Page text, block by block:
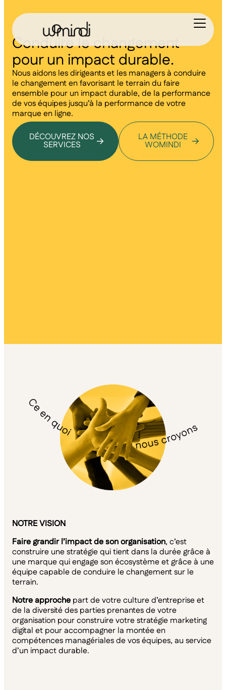
Conduire le changement
pour un impact durable.
Nous aidons les dirigeants et les managers à conduire
le changement en favorisant le terrain du faire
ensemble pour un impact durable, de la performance
de vos équipes jusqu’à la performance de votre
marque en ligne.
DÉCOUVREZ NOS
SERVICES
LA MÉTHODE
WOMINDI
NOTRE VISION
Faire grandir l’impact de son organisation, c’est
construire une stratégie qui tient dans la durée grâce à
une marque qui engage son écosystème et grâce à une
équipe capable de conduire le changement sur le
terrain.
Notre approche part de votre culture d’entreprise et
de la diversité des parties prenantes de votre
organisation pour construire votre stratégie marketing
digital et pour accompagner la montée en
compétences managériales de vos équipes, au service
d’un impact durable.